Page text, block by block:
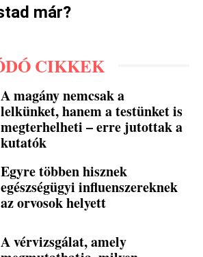
már?
CIKKEK
A magány nemcsak a
lelkünket, hanem a testünket is
megterhelheti – erre jutottak a
kutatók
Egyre többen hisznek
egészségügyi influenszereknek
az orvosok helyett
A vérvizsgálat, amely